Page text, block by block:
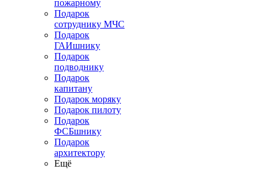
пожарному
Подарок
сотруднику МЧС
Подарок
ГАИшнику
Подарок
подводнику
Подарок
капитану
Подарок моряку
Подарок пилоту
Подарок
ФСБшнику
Подарок
архитектору
Ещё